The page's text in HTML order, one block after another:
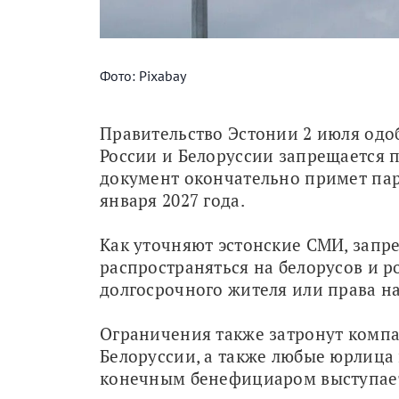
Фото: Pixabay
Правительство Эстонии 2 июля
России и Белоруссии запрещается
документ окончательно примет
января 2027 года.
Как уточняют эстонские СМИ,
распространяться на белорусов и
долгосрочного жителя или права
Ограничения также затронут
Белоруссии, а также любые
конечным бенефициаром